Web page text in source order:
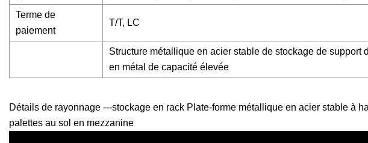
Terme de
paiement
T/T, LC
Structure métallique en acier stable de stockage de
en métal de capacité élevée
Détails de rayonnage ---stockage en rack Plate-forme métallique en acier stable à
palettes au sol en mezzanine